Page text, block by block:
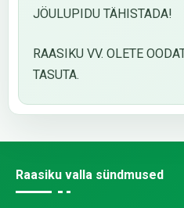
JÖULUPIDU TÄHISTADA!
RAASIKU VV.
TASUTA.
Raasiku valla sündmused